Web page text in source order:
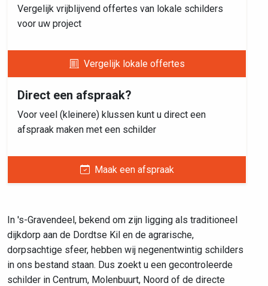
Vergelijk vrijblijvend offertes van lokale schilders
voor uw project
Vergelijk lokale offertes
Direct een afspraak?
Voor veel (kleinere) klussen kunt u direct een
afspraak maken met een schilder
Maak een afspraak
In 's-Gravendeel, bekend om zijn ligging als traditioneel
dijkdorp aan de Dordtse Kil en de agrarische,
dorpsachtige sfeer, hebben wij negenentwintig schilders
in ons bestand staan. Dus zoekt u een gecontroleerde
schilder in Centrum, Molenbuurt, Noord of de directe